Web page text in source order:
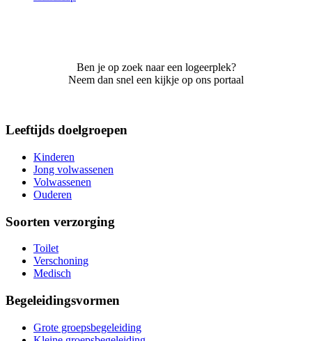
Ben je op zoek naar een logeerplek?
Neem dan snel een kijkje op ons portaal
Leeftijds doelgroepen
Kinderen
Jong volwassenen
Volwassenen
Ouderen
Soorten verzorging
Toilet
Verschoning
Medisch
Begeleidingsvormen
Grote groepsbegeleiding